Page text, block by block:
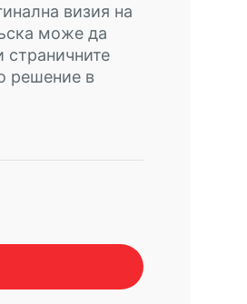
визия на
може да
страничните
решение в